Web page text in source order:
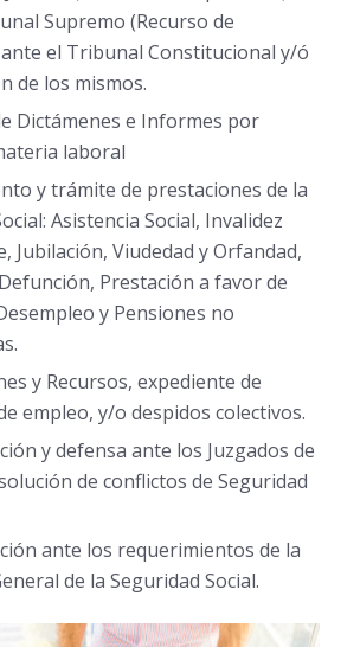
Supremo (Recurso de
ante el Tribunal Constitucional y/ó
de los mismos.
Dictámenes e Informes por
laboral
y trámite de prestaciones de la
Asistencia Social, Invalidez
Jubilación, Viudedad y Orfandad,
Prestación a favor de
y Pensiones no
y Recursos, expediente de
empleo, y/o despidos colectivos.
y defensa ante los Juzgados de
de conflictos de Seguridad
ante los requerimientos de la
de la Seguridad Social.